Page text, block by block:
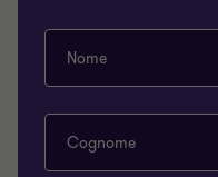
Nome
Cognome